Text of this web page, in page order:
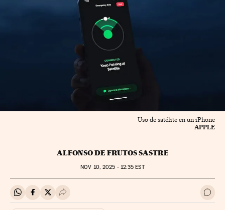
Uso de satélite en un iPhone
APPLE
ALFONSO DE FRUTOS SASTRE
NOV 10, 2025 - 12:35 EST
Compartir en Whatsapp
Compartir en Facebook
Compartir en Twitter
Desplegar Redes Sociales Ir a